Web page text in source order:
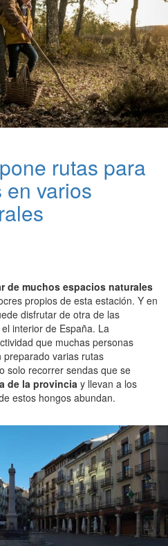
rutas para
varios
de muchos espacios naturales
propios de esta estación. Y en
disfrutar de otra de las
interior de España. La
que muchas personas
preparado varias rutas
solo recorrer sendas que se
de la provincia y llevan a los
estos hongos abundan.